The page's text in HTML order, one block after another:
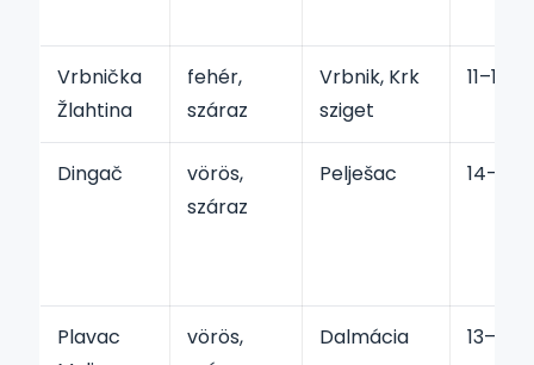
Vrbnička
Žlahtina
fehér,
száraz
Vrbnik, Krk
sziget
Dingač
vörös,
száraz
Pelješac
Plavac
vörös,
Dalmácia 13–16%